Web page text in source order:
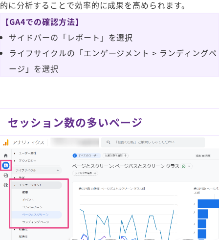
的に分析することで効率的に成果を高められます。
【GA4での確認方法】
サイドバーの「レポート」を選択
ライフサイクルの「エンゲージメント > ランディングペ
ージ」を選択
セッション数の多いページ